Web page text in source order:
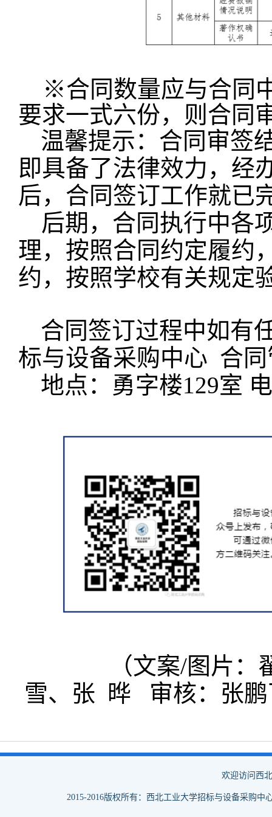
※合同数量应与合同
要求一式六份，则合同
温馨提示：合同审签
即具备了法律效力，经
后，合同签订工作就已
后期，合同执行中各
理，按照合同约定履约
约，按照学校有关规定
合同签订过程中如有
标与设备采购中心 合
地点：勇字楼129室
（文案/图片：翟
雪、张 晔 审核：张鹏
欢迎访问西
2015-2016版权所有：西北工业大学招标与设备采购